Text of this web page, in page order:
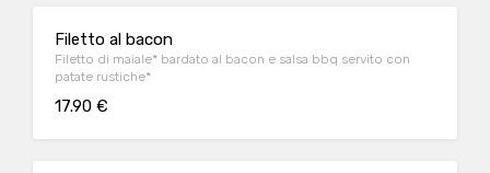
Filetto al bacon
Filetto di maiale* bardato al bacon e salsa bbq servito con
patate rustiche*
17.90 €